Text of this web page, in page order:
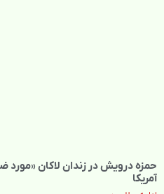
حمزه درویش در زندان لاکان
آمریکا